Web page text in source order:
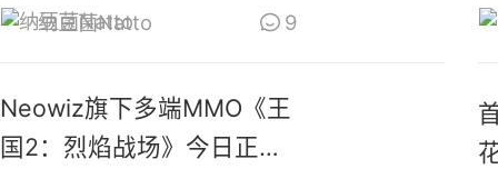
点攻略纳豆菌Natto 9
Neowiz旗下多端MMO《王
国2：烈焰战场》今日正式